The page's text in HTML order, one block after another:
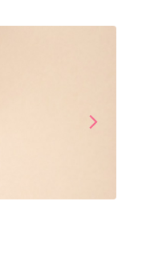
arrow_forward_iosNext